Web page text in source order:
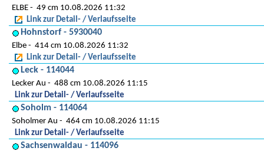
ELBE
49 cm 10.08.2026 11:32
Link zur Detail- / Verlaufsseite
Hohnstorf - 5930040
Elbe
414 cm 10.08.2026 11:32
Link zur Detail- / Verlaufsseite
Leck - 114044
Lecker Au
488 cm 10.08.2026 11:15
Link zur Detail- / Verlaufsseite
Soholm - 114064
Soholmer Au
464 cm 10.08.2026 11:15
Link zur Detail- / Verlaufsseite
Sachsenwaldau - 114096